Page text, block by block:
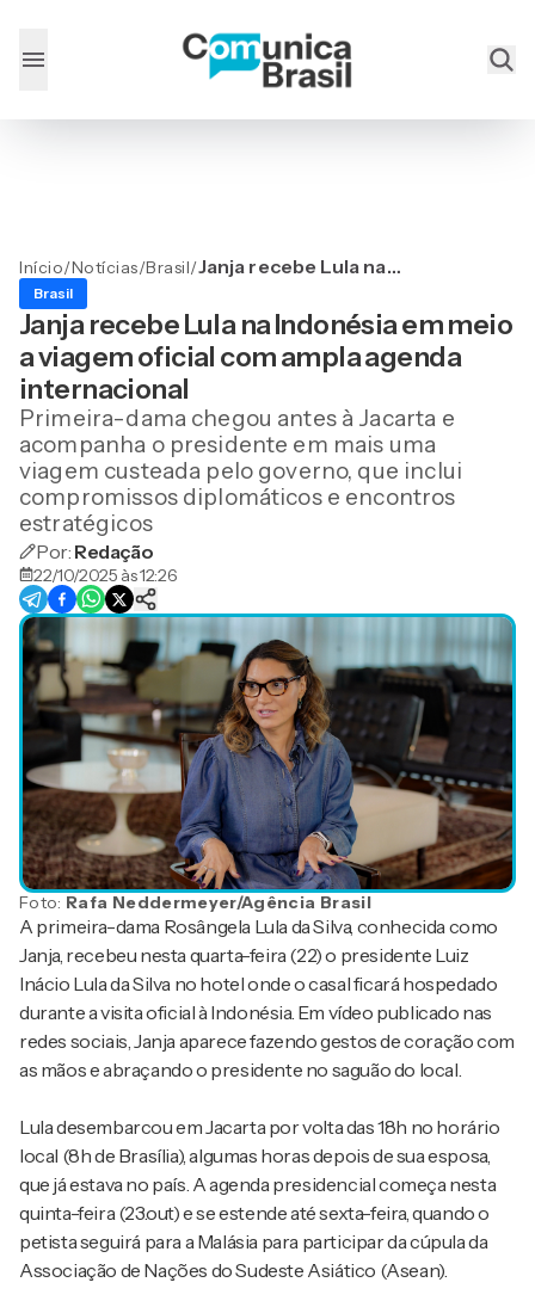
Início/Notícias/Brasil/Janja recebe Lula na
viagem oficial com ampla
agenda internacional
Brasil
Janja recebe Lula na Indonésia em meio
a viagem oficial com ampla agenda
internacional
Primeira-dama chegou antes à Jacarta e
acompanha o presidente em mais uma
viagem custeada pelo governo, que inclui
compromissos diplomáticos e encontros
estratégicos
Por: Redação
22/10/2025 às 12:26
Foto: Rafa Neddermeyer/Agência Brasil
A primeira-dama Rosângela Lula da Silva, conhecida como
Janja, recebeu nesta quarta-feira (22) o presidente Luiz
Inácio Lula da Silva no hotel onde o casal ficará hospedado
durante a visita oficial à Indonésia. Em vídeo publicado nas
redes sociais, Janja aparece fazendo gestos de coração com
as mãos e abraçando o presidente no saguão do local.
Lula desembarcou em Jacarta por volta das 18h no horário
local (8h de Brasília), algumas horas depois de sua esposa,
que já estava no país. A agenda presidencial começa nesta
quinta-feira (23.out) e se estende até sexta-feira, quando o
petista seguirá para a Malásia para participar da cúpula da
Associação de Nações do Sudeste Asiático (Asean).